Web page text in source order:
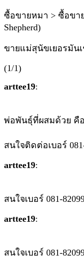
ซื้อขายหมา > ซื้อขา
Shepherd)
ขายแม่สุนัขเยอรมัน
(1/1)
arttee19:
พ่อพันธุ์ที่ผสมด้วย คื
สนใจติดต่อเบอร์
arttee19:
สนใจเบอร์ 081-
arttee19:
สนใจเบอร์ 081-